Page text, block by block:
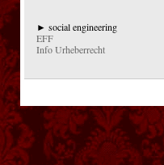
► social engineering
EFF
Info Urheberrecht